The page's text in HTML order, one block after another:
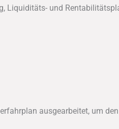
Liquiditäts- und
ausgearbeitet, um